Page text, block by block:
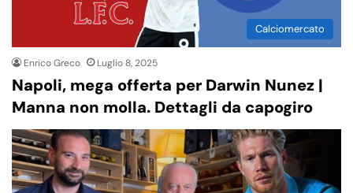
Calciomercato
Enrico Greco Luglio 8, 2025
Napoli, mega offerta per Darwin Nunez |
Manna non molla. Dettagli da capogiro